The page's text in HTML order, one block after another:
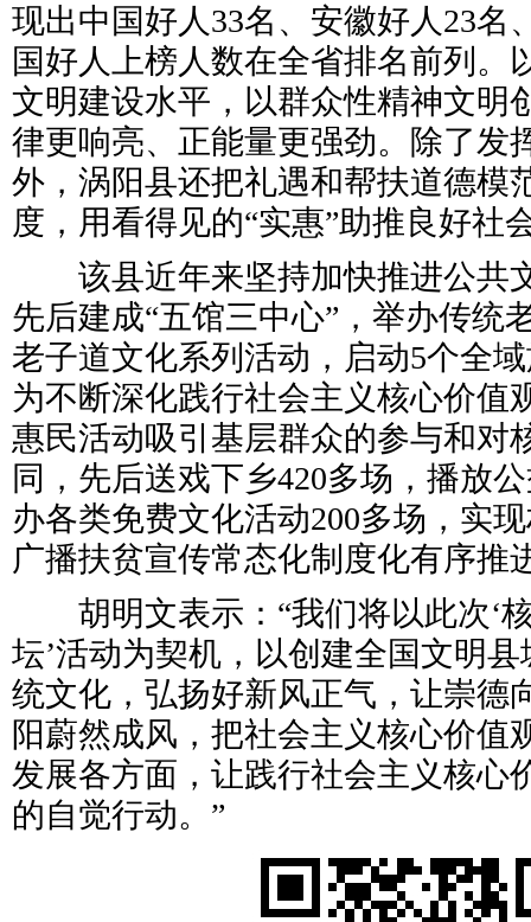
现出中国好人33名、安徽好人23名
国好人上榜人数在全省排名前列。
文明建设水平，以群众性精神文明
律更响亮、正能量更强劲。除了发
外，涡阳县还把礼遇和帮扶道德模
度，用看得见的“实惠”助推良好社
该县近年来坚持加快推进公共
先后建成“五馆三中心”，举办传统
老子道文化系列活动，启动5个全
为不断深化践行社会主义核心价值
惠民活动吸引基层群众的参与和对
同，先后送戏下乡420多场，播放
办各类免费文化活动200多场，实
广播扶贫宣传常态化制度化有序推
胡明文表示：“我们将以此次‘
坛’活动为契机，以创建全国文明
统文化，弘扬好新风正气，让崇德
阳蔚然成风，把社会主义核心价值
发展各方面，让践行社会主义核心
的自觉行动。”